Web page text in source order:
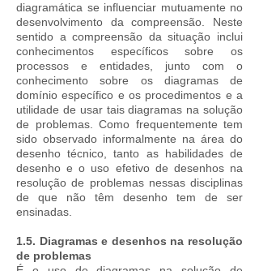
diagramática se influenciar mutuamente no
desenvolvimento da compreensão. Neste
sentido a compreensão da situação inclui
conhecimentos específicos sobre os
processos e entidades, junto com o
conhecimento sobre os diagramas de
domínio específico e os procedimentos e a
utilidade de usar tais diagramas na solução
de problemas. Como frequentemente tem
sido observado informalmente na área do
desenho técnico, tanto as habilidades de
desenho e o uso efetivo de desenhos na
resolução de problemas nessas disciplinas
de que não têm desenho tem de ser
ensinadas.
1.5. Diagramas e desenhos na resolução
de problemas